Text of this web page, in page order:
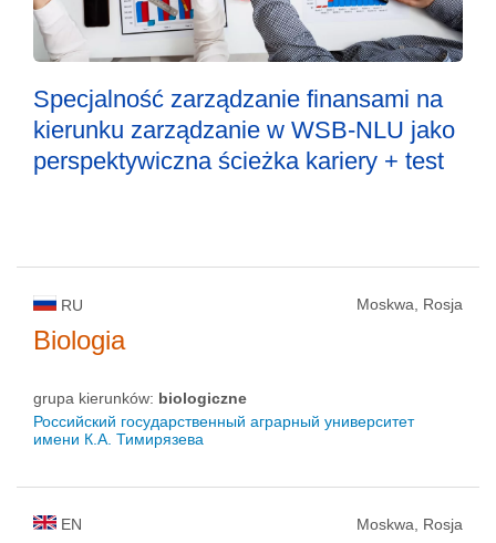
Specjalność zarządzanie finansami na
kierunku zarządzanie w WSB-NLU jako
perspektywiczna ścieżka kariery + test
RU Moskwa, Rosja
Biologia
grupa kierunków: biologiczne
Российский государственный аграрный университет
имени К.А. Тимирязева
EN Moskwa, Rosja